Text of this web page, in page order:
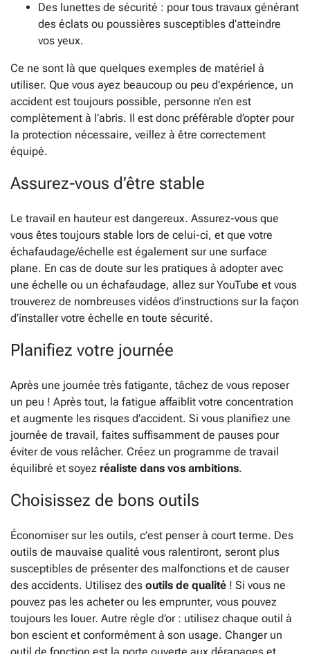
Des lunettes de sécurité : pour tous travaux générant
des éclats ou poussières susceptibles d’atteindre
vos yeux.
Ce ne sont là que quelques exemples de matériel à
utiliser. Que vous ayez beaucoup ou peu d’expérience, un
accident est toujours possible, personne n’en est
complètement à l’abris. Il est donc préférable d’opter pour
la protection nécessaire, veillez à être correctement
équipé.
Assurez-vous d’être stable
Le travail en hauteur est dangereux. Assurez-vous que
vous êtes toujours stable lors de celui-ci, et que votre
échafaudage/échelle est également sur une surface
plane. En cas de doute sur les pratiques à adopter avec
une échelle ou un échafaudage, allez sur YouTube et vous
trouverez de nombreuses vidéos d’instructions sur la façon
d’installer votre échelle en toute sécurité.
Planifiez votre journée
Après une journée très fatigante, tâchez de vous reposer
un peu ! Après tout, la fatigue affaiblit votre concentration
et augmente les risques d’accident. Si vous planifiez une
journée de travail, faites suffisamment de pauses pour
éviter de vous relâcher. Créez un programme de travail
équilibré et soyez réaliste dans vos ambitions.
Choisissez de bons outils
Économiser sur les outils, c’est penser à court terme. Des
outils de mauvaise qualité vous ralentiront, seront plus
susceptibles de présenter des malfonctions et de causer
des accidents. Utilisez des outils de qualité ! Si vous ne
pouvez pas les acheter ou les emprunter, vous pouvez
toujours les louer. Autre règle d’or : utilisez chaque outil à
bon escient et conformément à son usage. Changer un
outil de fonction est la porte ouverte aux dérapages et